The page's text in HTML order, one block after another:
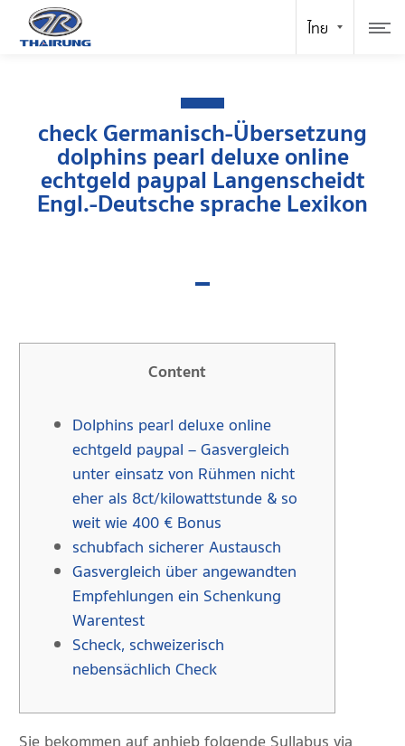
check Germanisch-Übersetzung
dolphins pearl deluxe online
echtgeld paypal Langenscheidt
Engl.-Deutsche sprache Lexikon
Content
Dolphins pearl deluxe online
echtgeld paypal – Gasvergleich
unter einsatz von Rühmen nicht
eher als 8 ct/kilowattstunde & so
weit wie 400 € Bonus
schubfach sicherer Austausch
Gasvergleich über angewandten
Empfehlungen ein Schenkung
Warentest
Scheck, schweizerisch
nebensächlich Check